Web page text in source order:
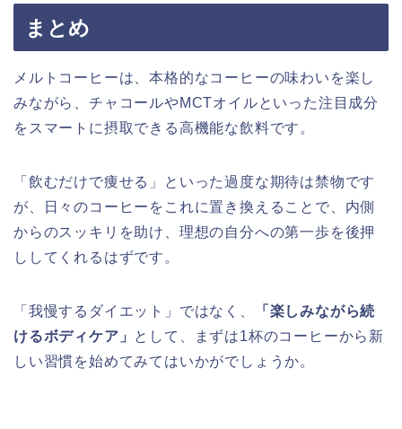
まとめ
メルトコーヒーは、本格的なコーヒーの味わいを楽し
みながら、チャコールやMCTオイルといった注目成分
をスマートに摂取できる高機能な飲料です。
「飲むだけで痩せる」といった過度な期待は禁物です
が、日々のコーヒーをこれに置き換えることで、内側
からのスッキリを助け、理想の自分への第一歩を後押
ししてくれるはずです。
「我慢するダイエット」ではなく、
「楽しみながら続
けるボディケア」 として、まずは1杯のコーヒーから新
しい習慣を始めてみてはいかがでしょうか。